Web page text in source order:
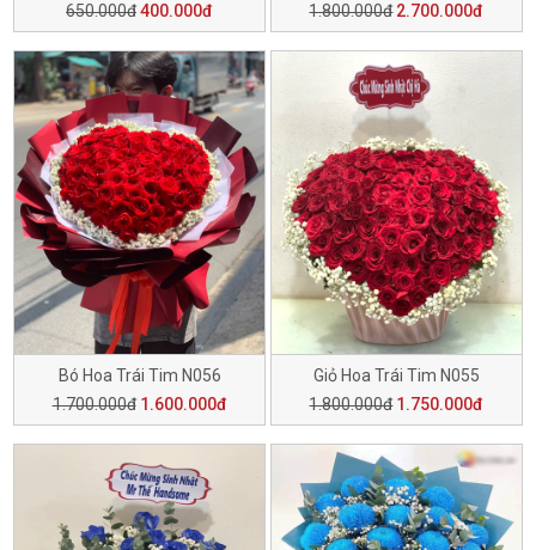
650.000đ400.000đ
1.800.000đ 2.700.000đ
Bó Hoa Trái Tim N056
1.700.000đ 1.600.000đ
Giỏ Hoa Trái Tim N055
1.800.000đ 1.750.000đ